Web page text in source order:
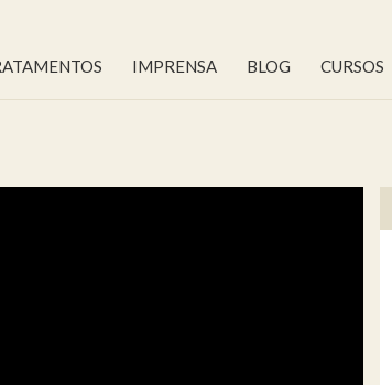
IMPRENSA BLOG CURSOS